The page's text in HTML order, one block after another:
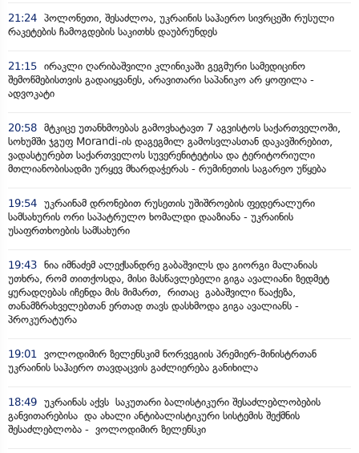
21:24 პოლონეთი, შესაძლოა, უკრაინის საჰაერო სივრცეში რუსული
რაკეტების ჩამოგდების საკითხს დაუბრუნდეს
21:15 ირაკლი ღარიბაშვილი კლინიკაში გეგმური სამედიცინო
შემოწმებისთვის გადაიყვანეს, არავითარი საპანიკო არ ყოფილა -
ადვოკატი
20:58 მტკიცე უთანხმოებას გამოვხატავთ 7 აგვისტოს საქართველოში,
სოხუმში ჯგუფ Morandi-ის დაგეგმილ გამოსვლასთან დაკავშირებით,
ვადასტურებთ საქართველოს სუვერენიტეტისა და ტერიტორიული
მთლიანობისადმი ურყევ მხარდაჭერას - რუმინეთის საგარეო უწყება
19:54 უკრაინამ დრონებით რუსეთის უშიშროების ფედერალური
სამსახურის ორი საპატრულო ხომალდი დააზიანა - უკრაინის
უსაფრთხოების სამსახური
19:43 ნია იმნაძემ ალექსანდრე გაბაშვილს და გიორგი მალანიას
უთხრა, რომ თითქოსდა, მისი მასწავლებელი გიგა ავალიანი ზედმეტ
ყურადღებას იჩენდა მის მიმართ, რითაც გაბაშვილი წააქეზა,
თანამზრახველებთან ერთად თავს დასხმოდა გიგა ავალიანს -
პროკურატურა
19:01 ვოლოდიმირ ზელენსკიმ ნორვეგიის პრემიერ-მინისტრთან
უკრაინის საჰაერო თავდაცვის გაძლიერება განიხილა
18:49 უკრაინას აქვს საკუთარი ბალისტიკური შესაძლებლობების
განვითარებისა და ახალი ანტიბალისტიკური სისტემის შექმნის
შესაძლებლობა - ვოლოდიმირ ზელენსკი